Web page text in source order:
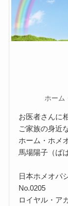
ホーム
お医者さんに
ご家族の身近
ホーム・ホメ
馬場陽子（ば
日本ホメオパ
No.0205
ロイヤル・ア